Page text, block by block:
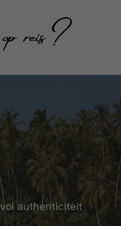
reis?
authenticiteit